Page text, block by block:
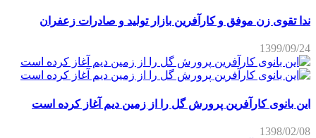
ندا تقوی زن موفق و کارآفرین بازار تولید و صادرات زعفران
1399/09/24
این بانوی کارآفرین پرورش گل را از زمین دیم آغاز کرده است
1398/02/08